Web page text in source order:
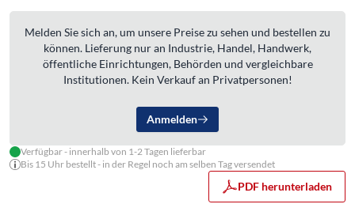
Melden Sie sich an, um unsere Preise zu sehen und bestellen zu
können. Lieferung nur an Industrie, Handel, Handwerk,
öffentliche Einrichtungen, Behörden und vergleichbare
Institutionen. Kein Verkauf an Privatpersonen!
Anmelden
Verfügbar - innerhalb von 1-2 Tagen lieferbar
Bis 15 Uhr bestellt - in der Regel noch am selben Tag versendet
PDF herunterladen